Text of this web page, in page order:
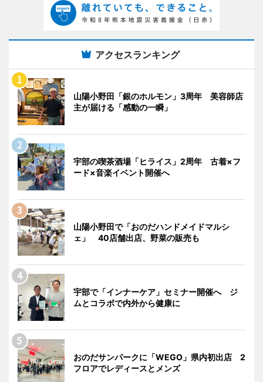
アクセスランキング
山陽小野田「銀のホルモン」3周年 美容師店
主が届ける「感動の一瞬」
宇部の喫茶酒場「ヒライス」2周年 古着×フ
ード×音楽イベント開催へ
山陽小野田で「おのだハンドメイドマルシ
ェ」 40店舗出店、野菜の販売も
宇部で「インナーケア」セミナー開催へ ジ
ムとコラボで内外から健康に
おのだサンパークに「WEGO」県内初出店 2
フロアでレディースとメンズ